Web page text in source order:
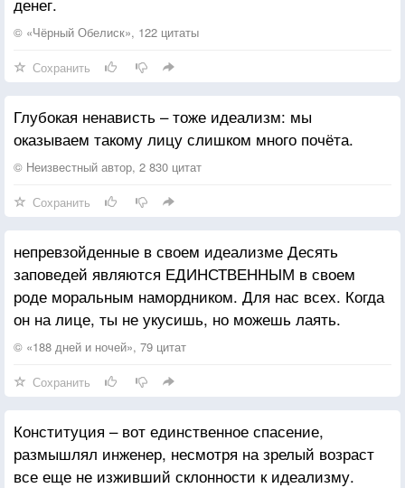
© «Чёрный Обелиск», 122 цитаты
Сохранить
Глубокая ненависть – тоже идеализм: мы
оказываем такому лицу слишком много почёта.
© Неизвестный автор, 2 830 цитат
Сохранить
непревзойденные в своем идеализме Десять
заповедей являются ЕДИНСТВЕННЫМ в своем
роде моральным намордником. Для нас всех. Когда
он на лице, ты не укусишь, но можешь лаять.
© «188 дней и ночей», 79 цитат
Сохранить
Конституция – вот единственное спасение,
размышлял инженер, несмотря на зрелый возраст
все еще не изживший склонности к идеализму.